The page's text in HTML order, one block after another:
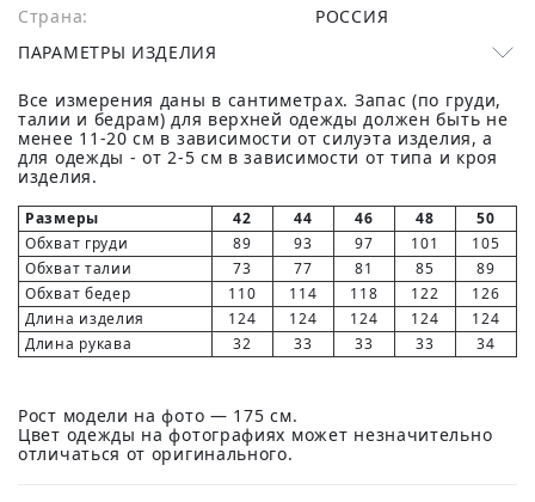
Страна:
РОССИЯ
ПАРАМЕТРЫ ИЗДЕЛИЯ
Все измерения даны в сантиметрах. Запас (по груди,
талии и бедрам) для верхней одежды должен быть не
менее 11-20 см в зависимости от силуэта изделия, а
для одежды - от 2-5 см в зависимости от типа и кроя
изделия.
Размеры 42 44 46 48
50
Обхват груди
89 93 97 101
105
Обхват талии
73 77 81 85
89
Обхват бедер
110 114 118 122
126
Длина изделия
124 124 124 124
124
Длина рукава
32 33 33 33 34
Рост модели на фото — 175 см.
Цвет одежды на фотографиях может незначительно
отличаться от оригинального.